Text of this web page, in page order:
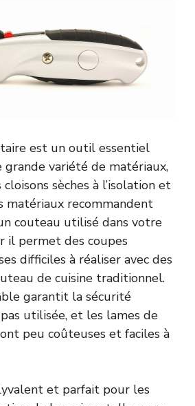
est un outil essentiel
grande variété de matériaux,
sèches à l’isolation et
matériaux recommandent
couteau utilisé dans votre
il permet des coupes
difficiles à réaliser avec des
de cuisine traditionnel.
garantit la sécurité
pas utilisée, et les lames de
peu coûteuses et faciles à
et parfait pour les